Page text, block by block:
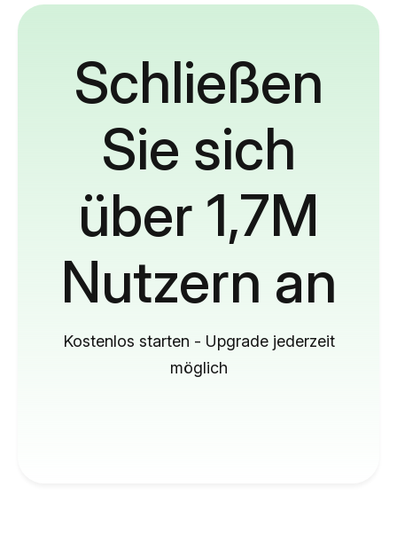
Schließen
Sie sich
über 1,7M
Nutzern an
Kostenlos starten - Upgrade jederzeit
möglich